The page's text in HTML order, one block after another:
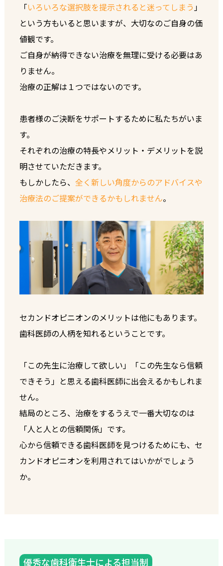
「いろいろな選択肢を提示されると迷ってしまう」
という方もいると思いますが、大切なのご自身の価
値観です。
ご自身が納得できない治療を無理に受ける必要はあ
りません。
治療の正解は１つではないのです。
患者様のご決断をサポートするために私たちがいま
す。
それぞれの治療の特長やメリット・デメリットを説
明させていただきます。
もしかしたら、 全く新しい角度からのアドバイスや
治療法のご提案ができるかもしれません。
セカンドオピニオンのメリットは他にもあります。
歯科医師の人柄を知れるということです。
「この先生に治療して欲しい」「この先生なら信頼
できそう」と思える歯科医師に出会えるかもしれま
せん。
結局のところ、治療をするうえで一番大切なのは
「人と人との信頼関係」です。
心から信頼できる歯科医師を見つけるためにも、セ
カンドオピニオンを利用されてはいかがでしょう
か。
優秀な歯科衛生士による担当制